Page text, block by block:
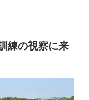
練の視察に来